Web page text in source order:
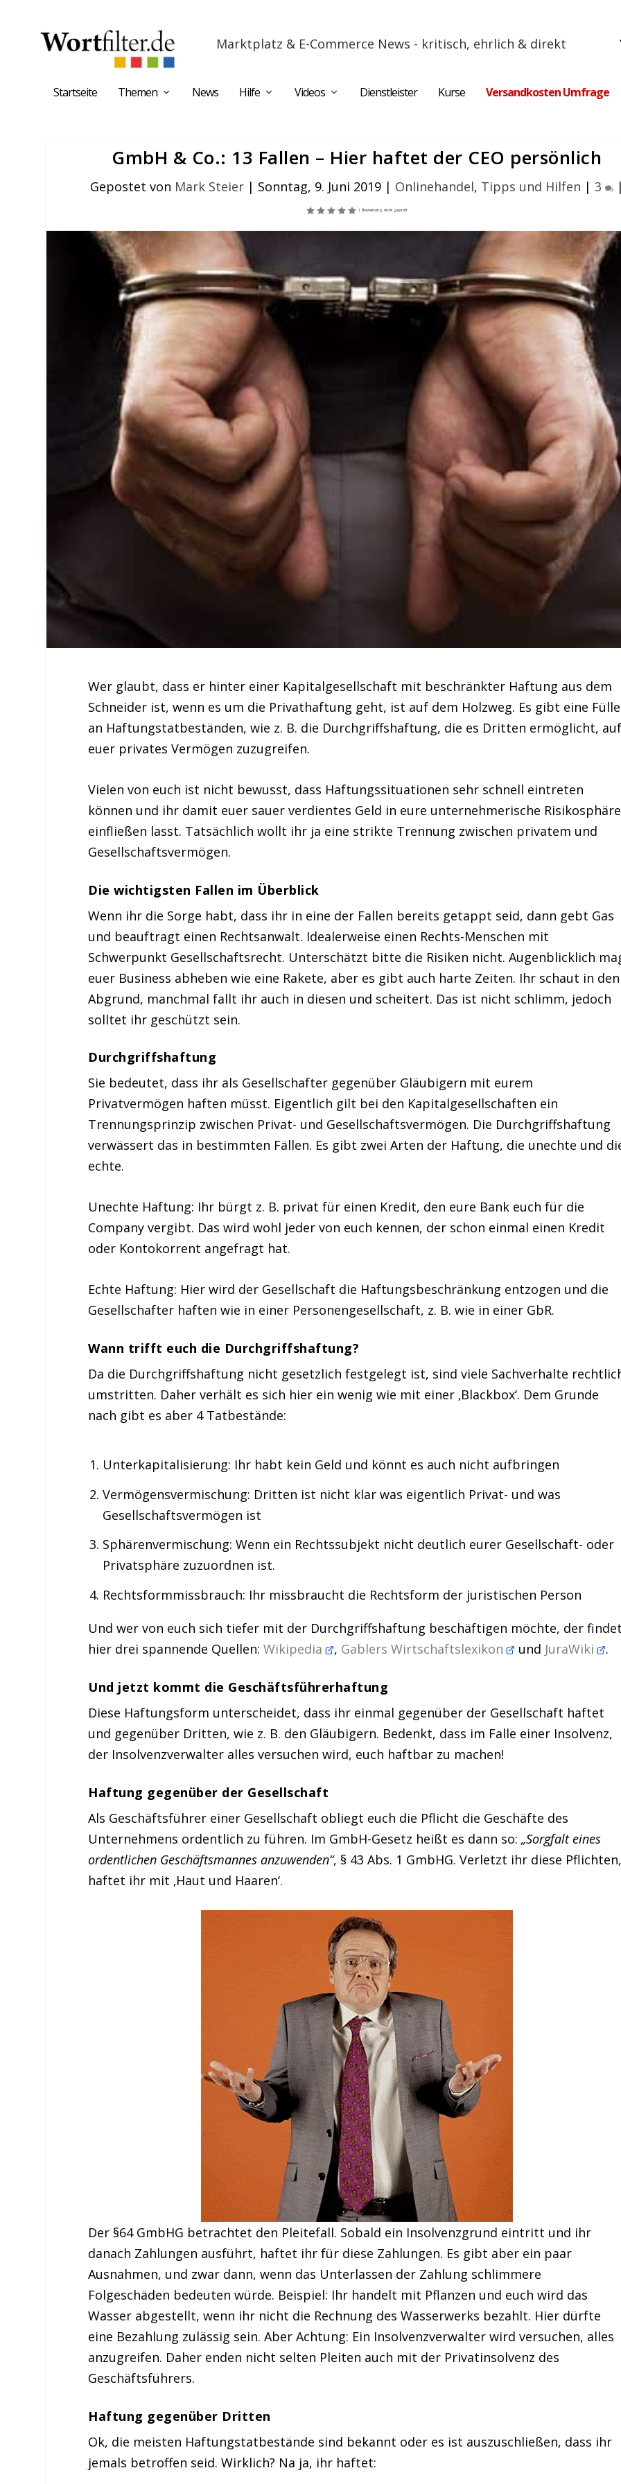
Marktplatz & E-Commerce News - kritisch, ehrlich & direkt
Startseite Themen News Hilfe Videos Dienstleister Kurse Versandkosten Umfrage
GmbH & Co.: 13 Fallen – Hier haftet der CEO persönlich
Gepostet von Mark Steier| Sonntag, 9. Juni 2019| Onlinehandel, Tipps und Hilfen | 3
Wer glaubt, dass er hinter einer Kapitalgesellschaft mit beschränkter Haftung aus dem
Schneider ist, wenn es um die Privathaftung geht, ist auf dem Holzweg. Es gibt eine Fülle
an Haftungstatbeständen, wie z. B. die Durchgriffshaftung, die es Dritten ermöglicht,
euer privates Vermögen zuzugreifen.
Vielen von euch ist nicht bewusst, dass Haftungssituationen sehr schnell eintreten
können und ihr damit euer sauer verdientes Geld in eure unternehmerische Risikosphäre
einfließen lasst. Tatsächlich wollt ihr ja eine strikte Trennung zwischen privatem und
Gesellschaftsvermögen.
Die wichtigsten Fallen im Überblick
Wenn ihr die Sorge habt, dass ihr in eine der Fallen bereits getappt seid, dann gebt Gas
und beauftragt einen Rechtsanwalt. Idealerweise einen Rechts-Menschen mit
Schwerpunkt Gesellschaftsrecht. Unterschätzt bitte die Risiken nicht. Augenblicklich
euer Business abheben wie eine Rakete, aber es gibt auch harte Zeiten. Ihr schaut in den
Abgrund, manchmal fallt ihr auch in diesen und scheitert. Das ist nicht schlimm, jedoch
solltet ihr geschützt sein.
Durchgriffshaftung
Sie bedeutet, dass ihr als Gesellschafter gegenüber Gläubigern mit eurem
Privatvermögen haften müsst. Eigentlich gilt bei den Kapitalgesellschaften ein
Trennungsprinzip zwischen Privat- und Gesellschaftsvermögen. Die Durchgriffshaftung
verwässert das in bestimmten Fällen. Es gibt zwei Arten der Haftung, die unechte und
echte.
Unechte Haftung: Ihr bürgt z. B. privat für einen Kredit, den eure Bank euch für die
Company vergibt. Das wird wohl jeder von euch kennen, der schon einmal einen Kredit
oder Kontokorrent angefragt hat.
Echte Haftung: Hier wird der Gesellschaft die Haftungsbeschränkung entzogen und die
Gesellschafter haften wie in einer Personengesellschaft, z. B. wie in einer GbR.
Wann trifft euch die Durchgriffshaftung?
Da die Durchgriffshaftung nicht gesetzlich festgelegt ist, sind viele Sachverhalte
umstritten. Daher verhält es sich hier ein wenig wie mit einer ‚Blackbox‘. Dem Grunde
nach gibt es aber 4 Tatbestände:
Unterkapitalisierung: Ihr habt kein Geld und könnt es auch nicht aufbringen
Vermögensvermischung: Dritten ist nicht klar was eigentlich Privat- und was
Gesellschaftsvermögen ist
Sphärenvermischung: Wenn ein Rechtssubjekt nicht deutlich eurer Gesellschaft- oder
Privatsphäre zuzuordnen ist.
Rechtsformmissbrauch: Ihr missbraucht die Rechtsform der juristischen Person
Und wer von euch sich tiefer mit der Durchgriffshaftung beschäftigen möchte, der
hier drei spannende Quellen:Wikipedia , Gablers Wirtschaftslexikon und JuraWiki .
Und jetzt kommt die Geschäftsführerhaftung
Diese Haftungsform unterscheidet, dass ihr einmal gegenüber der Gesellschaft haftet
und gegenüber Dritten, wie z. B. den Gläubigern. Bedenkt, dass im Falle einer Insolvenz,
der Insolvenzverwalter alles versuchen wird, euch haftbar zu machen!
Haftung gegenüber der Gesellschaft
Als Geschäftsführer einer Gesellschaft obliegt euch die Pflicht die Geschäfte des
Unternehmens ordentlich zu führen. Im GmbH-Gesetz heißt es dann so:„Sorgfalt eines
ordentlichen Geschäftsmannes anzuwenden“, § 43 Abs. 1 GmbHG. Verletzt ihr diese
haftet ihr mit ‚Haut und Haaren‘.
Der §64 GmbHG betrachtet den Pleitefall. Sobald ein Insolvenzgrund eintritt und ihr
danach Zahlungen ausführt, haftet ihr für diese Zahlungen. Es gibt aber ein paar
Ausnahmen, und zwar dann, wenn das Unterlassen der Zahlung schlimmere
Folgeschäden bedeuten würde. Beispiel: Ihr handelt mit Pflanzen und euch wird das
Wasser abgestellt, wenn ihr nicht die Rechnung des Wasserwerks bezahlt. Hier dürfte
eine Bezahlung zulässig sein. Aber Achtung: Ein Insolvenzverwalter wird versuchen, alles
anzugreifen. Daher enden nicht selten Pleiten auch mit der Privatinsolvenz des
Geschäftsführers.
Haftung gegenüber Dritten
Ok, die meisten Haftungstatbestände sind bekannt oder es ist auszuschließen, dass ihr
jemals betroffen seid. Wirklich? Na ja, ihr haftet: